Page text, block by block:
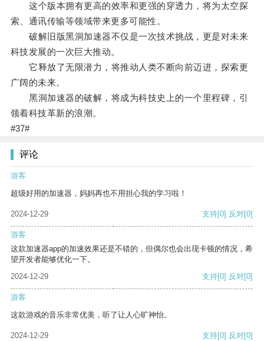
这个版本拥有更高的效率和更强的穿透力，将为太空探
索、通讯传输等领域带来更多可能性。
破解旧版黑洞加速器不仅是一次技术挑战，更是对未来
科技发展的一次巨大推动。
它释放了无限潜力，将推动人类不断向前迈进，探索更
广阔的未来。
黑洞加速器的破解，将成为科技史上的一个里程碑，引
领着科技革新的浪潮。
#37#
评论
游客
超级好用的加速器，妈妈再也不用担心我的学习啦！
2024-12-29 支持[0] 反对[0]
游客
这款加速器app的加速效果还是不错的，但偶尔也会出现卡顿的情况，希
望开发者能够优化一下。
2024-12-29
支持[0] 反对[0]
游客
这款游戏的音乐非常优美，听了让人心旷神怡。
2024-12-29 支持[0] 反对[0]